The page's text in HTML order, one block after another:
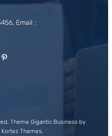
Email :
Pinterest
Theme Gigantic Business by
Kortez Themes.